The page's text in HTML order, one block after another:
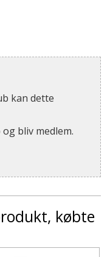
kan dette
bliv medlem.
købte